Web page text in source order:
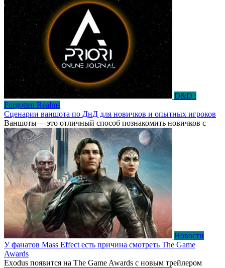
D&D :
Forgotten Realms
Сценарии ваншота по ДнД для новичков и опытных игроков
Ваншоты— это отличный способ познакомить новичков с
Новости
У фанатов Mass Effect есть причина смотреть The Game
Awards
Exodus появится на The Game Awards с новым трейлером